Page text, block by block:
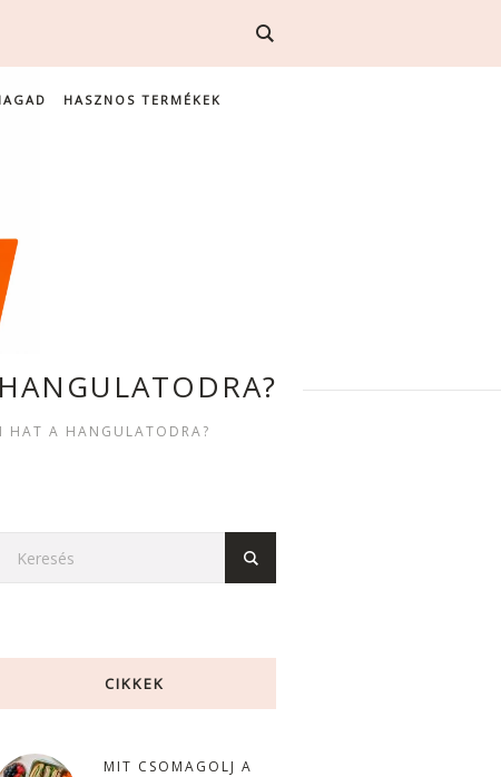
HASZNOS TERMÉKEK
HAT A HANGULATODRA?
CIKKEK
MIT CSOMAGOLJ A